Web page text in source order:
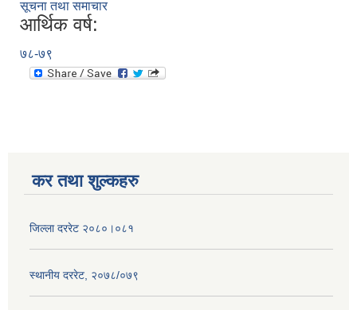
सूचना तथा समाचार
आर्थिक वर्ष:
७८-७९
कर तथा शुल्कहरु
जिल्ला दररेट २०८०।०८१
स्थानीय दररेट, २०७८/०७९